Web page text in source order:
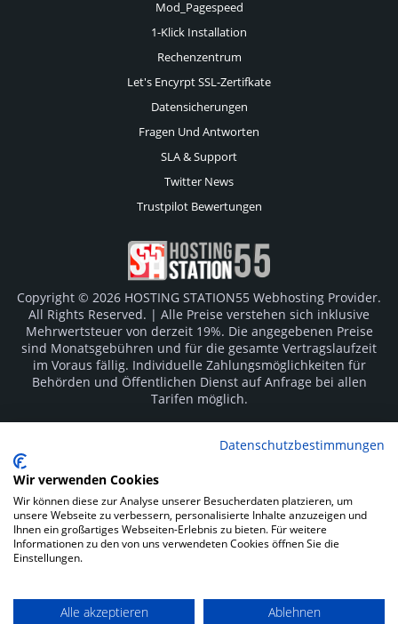
Mod_Pagespeed
1-Klick Installation
Rechenzentrum
Let's Encyrpt SSL-Zertifkate
Datensicherungen
Fragen Und Antworten
SLA & Support
Twitter News
Trustpilot Bewertungen
Copyright © 2026 HOSTING STATION55 Webhosting Provider.
All Rights Reserved. | Alle Preise verstehen sich inklusive
Mehrwertsteuer von derzeit 19%. Die angegebenen Preise
sind Monatsgebühren und für die gesamte Vertragslaufzeit
im Voraus fällig. Individuelle Zahlungsmöglichkeiten für
Behörden und Öffentlichen Dienst auf Anfrage bei allen
Tarifen möglich.
Hersteller. Irrtümer vorbehalten.
SOCIAL MEDIA
Datenschutzbestimmungen
Wir verwenden Cookies
Wir können diese zur Analyse unserer Besucherdaten platzieren, um
unsere Webseite zu verbessern, personalisierte Inhalte anzuzeigen und
Ihnen ein großartiges Webseiten-Erlebnis zu bieten. Für weitere
Informationen zu den von uns verwendeten Cookies öffnen Sie die
Einstellungen.
Alle akzeptieren Ablehnen